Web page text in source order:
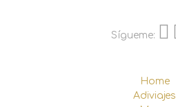
Sígueme:
Home
Adiviajes